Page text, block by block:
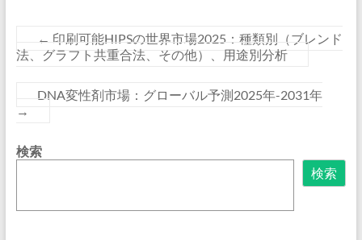
← 印刷可能HIPSの世界市場2025：種類別（ブレンド
法、グラフト共重合法、その他）、用途別分析
DNA変性剤市場：グローバル予測2025年-2031年
→
検索
検索